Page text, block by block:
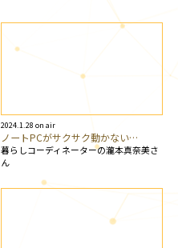
2024.1.28 on air
ノートPCがサクサク動かない…
暮らしコーディネーターの瀧本真奈美さ
ん